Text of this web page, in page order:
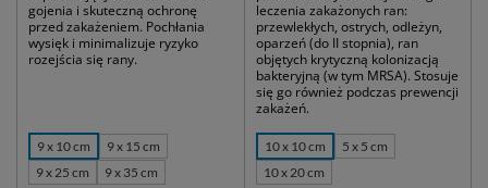
gojenia i skuteczną ochronę
przed zakażeniem. Pochłania
wysięk i minimalizuje ryzyko
rozejścia się rany.
9 x 10 cm
9 x 15 cm
9 x 25 cm
9 x 35 cm
leczenia zakażonych ran:
przewlekłych, ostrych, odleżyn,
oparzeń (do II stopnia), ran
objętych krytyczną kolonizacją
bakteryjną (w tym MRSA). Stosuje
się go również podczas prewencji
zakażeń.
10 x 10 cm
5 x 5 cm
10 x 20 cm